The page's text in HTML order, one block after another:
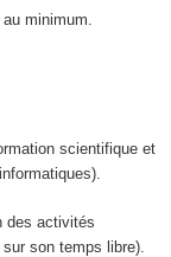
minimum.
scientifique et
des activités
son temps libre).